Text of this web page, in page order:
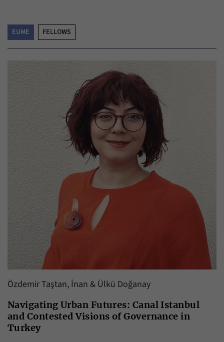
EUME FELLOWS
Özdemir Taştan, İnan & Ülkü Doğanay
Navigating Urban Futures: Canal Istanbul
and Contested Visions of Governance in
Turkey